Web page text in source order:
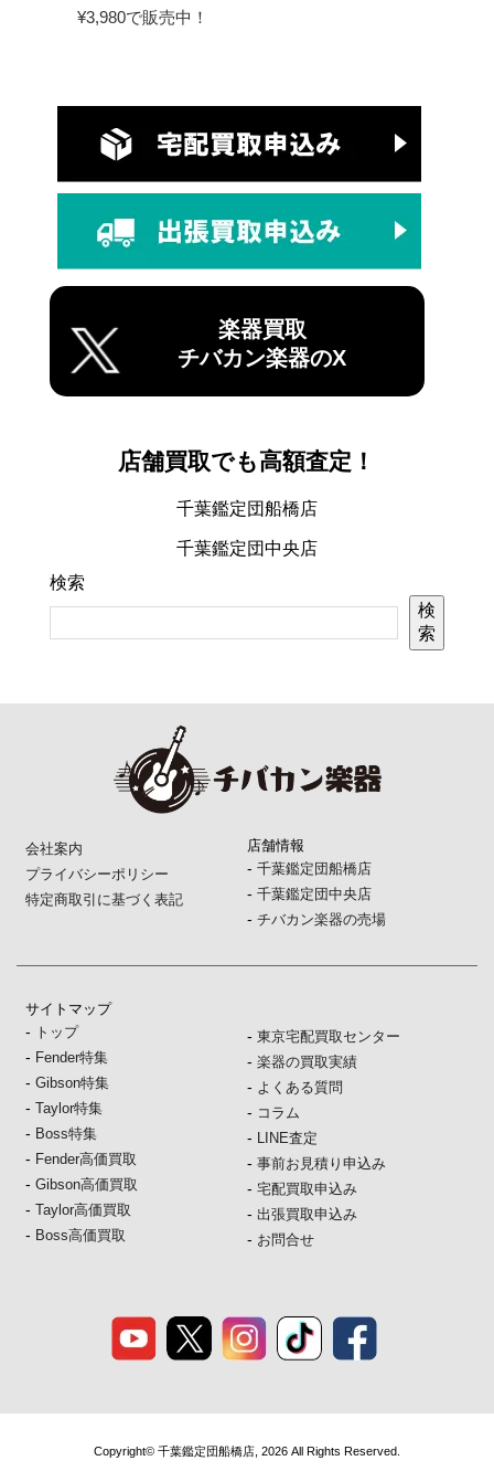
¥3,980で販売中！
楽器買取
チバカン楽器のX
店舗買取でも高額査定！
千葉鑑定団船橋店
千葉鑑定団中央店
検索
検
索
会社案内
プライバシーポリシー
特定商取引に基づく表記
店舗情報
- 千葉鑑定団船橋店
- 千葉鑑定団中央店
- チバカン楽器の売場
サイトマップ
- トップ
- Fender特集
-Gibson特集
-Taylor特集
- Boss特集
- Fender高価買取
-Gibson高価買取
-Taylor高価買取
- Boss高価買取
- 東京宅配買取センター
- 楽器の買取実績
- よくある質問
- コラム
- LINE査定
- 事前お見積り申込み
- 宅配買取申込み
- 出張買取申込み
- お問合せ
Copyright© 千葉鑑定団船橋店, 2026 All Rights Reserved.